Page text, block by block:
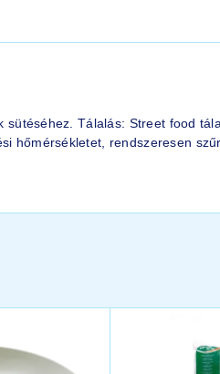
Tálalás: Street food
hőmérsékletet, rendszeresen